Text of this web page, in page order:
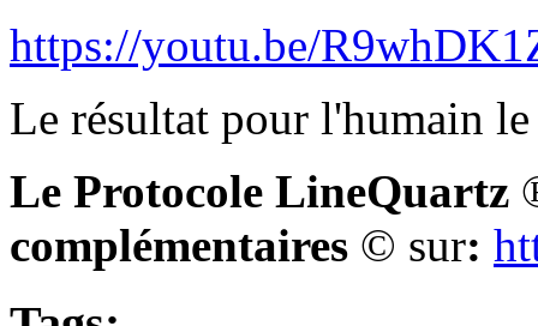
https://youtu.be/
Le résultat pour l'humain
Le Protocole LineQuartz
complémentaires © sur: